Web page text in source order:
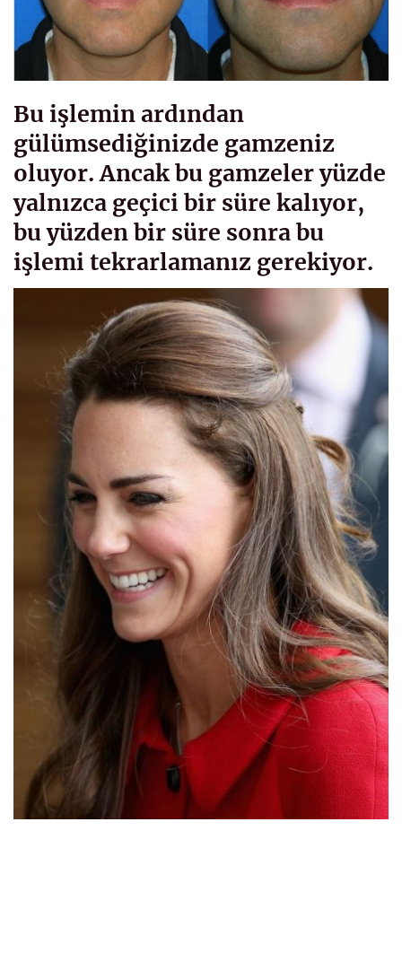
Bu işlemin ardından
gülümsediğinizde gamzeniz
oluyor. Ancak bu gamzeler yüzde
yalnızca geçici bir süre kalıyor,
bu yüzden bir süre sonra bu
işlemi tekrarlamanız gerekiyor.